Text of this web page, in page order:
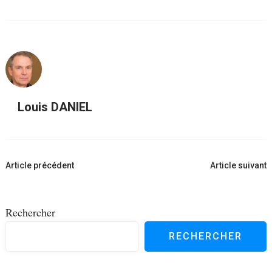
Louis DANIEL
Navigation
Article précédent Article suivant
Rechercher
RECHERCHER